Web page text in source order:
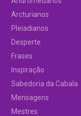
Arcturianos
Pleiadianos
Desperte
Frases
Inspiração
Sabedoria da Cabala
Mensagens
Mestres